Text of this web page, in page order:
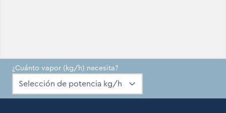
¿Cuánto vapor (kg/h) necesita?